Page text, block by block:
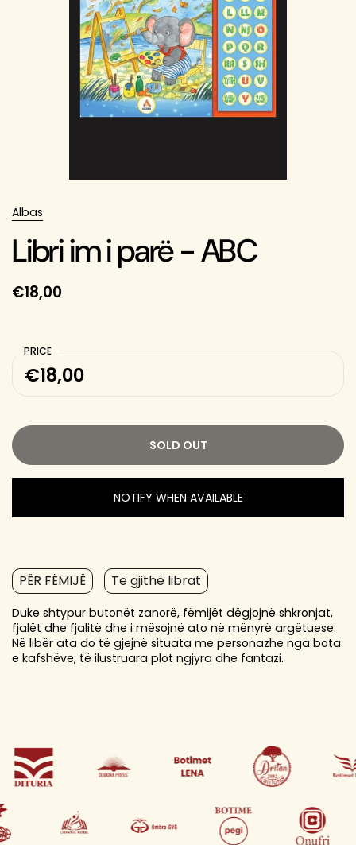
Albas
Libri im i parë - ABC
€18,00
PRICE
€18,00
SOLD OUT
NOTIFY WHEN AVAILABLE
PËR FËMIJË Të gjithë librat
Duke shtypur butonët zanorë, fëmijët dëgjojnë shkronjat,
fjalët dhe fjalitë dhe i mësojnë ato në mënyrë argëtuese.
Në libër ata do të gjejnë situata me personazhe nga bota
e kafshëve, të ilustruara plot ngjyra dhe fantazi.